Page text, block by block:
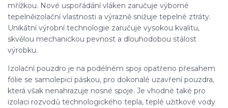
mřížkou. Nové uspořádání vláken zaručuje výborné
tepelněizolační vlastnosti a výrazně snižuje tepelné ztráty.
Unikátní výrobní technologie zaručuje vysokou kvalitu,
skvělou mechanickou pevnost a dlouhodobou stálost
výrobku.
Izolační pouzdro je na podélném spoji opatřeno přesahem
fólie se samolepicí páskou, pro dokonalé uzavření pouzdra,
která však nenahrazuje nosné spoje. Je vhodné také pro
izolaci rozvodů technologického tepla, teplé užitkové vody